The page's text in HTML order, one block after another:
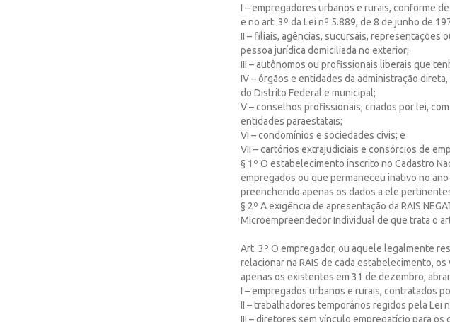
I – empregadores urbanos e rurais, conforme
e no art. 3º da Lei nº 5.889, de 8 de junho de
II – filiais, agências, sucursais, representações
pessoa jurídica domiciliada no exterior;
III – autônomos ou profissionais liberais que
IV – órgãos e entidades da administração
do Distrito Federal e municipal;
V – conselhos profissionais, criados por lei,
entidades paraestatais;
VI – condomínios e sociedades civis; e
VII – cartórios extrajudiciais e consórcios de
§ 1º O estabelecimento inscrito no Cadastro
empregados ou que permaneceu inativo no
preenchendo apenas os dados a ele
§ 2º A exigência de apresentação da RAIS
Microempreendedor Individual de que trata o
Art. 3º O empregador, ou aquele legalmente
relacionar na RAIS de cada estabelecimento,
apenas os existentes em 31 de dezembro,
I – empregados urbanos e rurais, contratados
II – trabalhadores temporários regidos pela Lei
III – diretores sem vínculo empregatício para